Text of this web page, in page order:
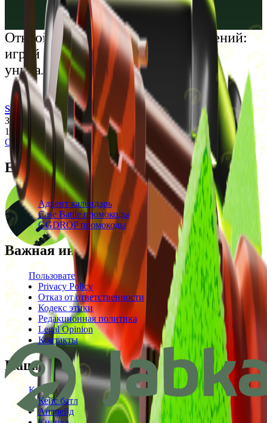
Українська
Открой мир премиальных развлечений:
играй честно и наслаждайся
уникальными впечатлениями
support@cs-wiki.org
Заходя на этот сайт, вы подтверждаете, что вам исполнилось
18 лет. Проблемы с азартными играми?
Обратится за помощью
Ежедневные бонусы
Свежие промокоды
Адвент календарь
Case Battle промокоды
GGDROP промокоды
Важная информация
Пользовательское соглашение
Privacy Policy
Отказ от ответственности
Кодекс этики
Редакционная политика
Legal Opinion
Контакты
Наши режимы
Кейсы
Кейс батл
Апгрейд